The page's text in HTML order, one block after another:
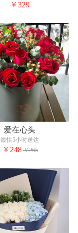
￥329
爱在心头
最快5小时送达
￥248 ￥265